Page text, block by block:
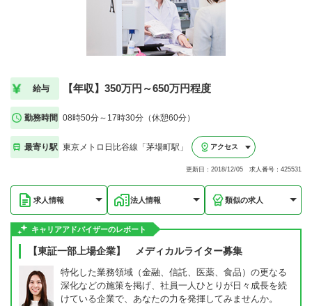
給与 【年収】350万円～650万円程度
勤務時間 08時50分～17時30分（休憩60分）
最寄り駅 東京メトロ日比谷線「茅場町駅」 アクセス
更新日：2018/12/05 求人番号：425531
求人情報 法人情報 類似の求人
キャリアアドバイザーのレポート
【東証一部上場企業】 メディカルライター募集
特化した業務領域（金融、信託、医薬、食品）の更なる
深化などの施策を掲げ、社員一人ひとりが日々成長を続
けている企業で、あなたの力を発揮してみませんか。